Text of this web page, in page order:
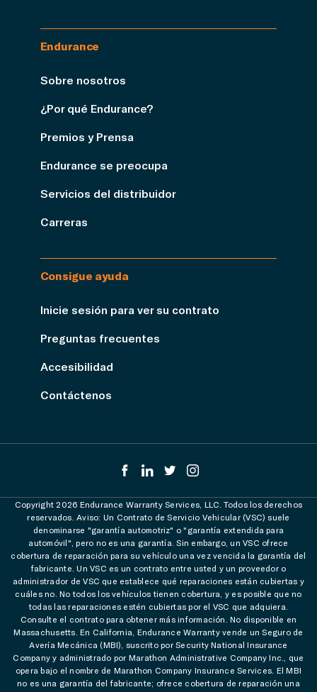
Endurance
Sobre nosotros
¿Por qué Endurance?
Premios y Prensa
Endurance se preocupa
Servicios del distribuidor
Carreras
Consigue ayuda
Inicie sesión para ver su contrato
Preguntas frecuentes
Accesibilidad
Contáctenos
Copyright 2026 Endurance Warranty Services, LLC. Todos los derechos
reservados. Aviso: Un Contrato de Servicio Vehicular (VSC) suele
denominarse "garantía automotriz" o "garantía extendida para
automóvil", pero no es una garantía. Sin embargo, un VSC ofrece
cobertura de reparación para su vehículo una vez vencida la garantía del
fabricante. Un VSC es un contrato entre usted y un proveedor o
administrador de VSC que establece qué reparaciones están cubiertas y
cuáles no. No todos los vehículos tienen cobertura, y es posible que no
todas las reparaciones estén cubiertas por el VSC que adquiera.
Consulte el contrato para obtener más información. No disponible en
Massachusetts. En California, Endurance Warranty vende un Seguro de
Avería Mecánica (MBI), suscrito por Security National Insurance
Company y administrado por Marathon Administrative Company Inc., que
opera bajo el nombre de Marathon Company Insurance Services. El MBI
no es una garantía del fabricante; ofrece cobertura de reparación una